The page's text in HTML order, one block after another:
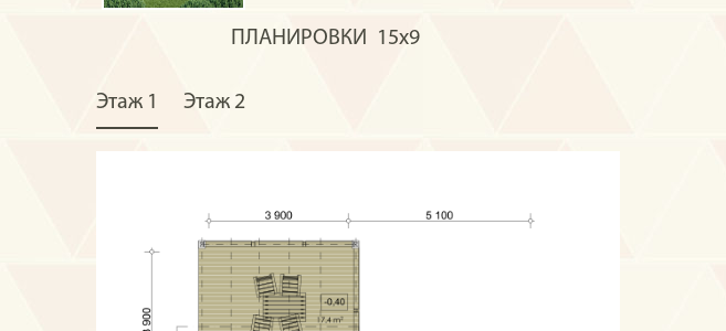
ПЛАНИРОВКИ 15x9
Этаж 1 Этаж 2